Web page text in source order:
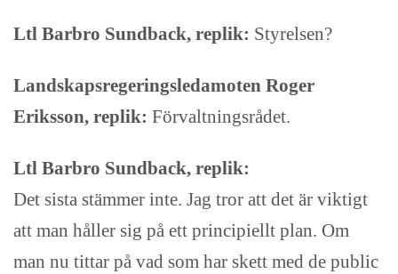
Ltl Barbro Sundback, replik: Styrelsen?
Landskapsregeringsledamoten Roger
Eriksson, replik: Förvaltningsrådet.
Ltl Barbro Sundback, replik:
Det sista stämmer inte. Jag tror att det är viktigt
att man håller sig på ett principiellt plan. Om
man nu tittar på vad som har skett med de public